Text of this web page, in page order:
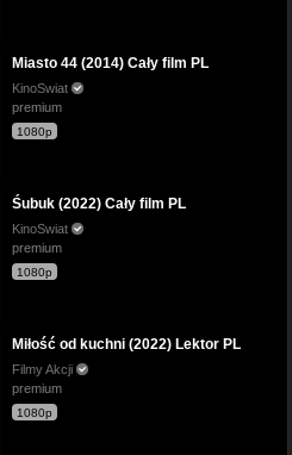
Miasto 44 (2014) Cały film PL
KinoSwiat
premium
1080p
Śubuk (2022) Cały film PL
KinoSwiat
premium
1080p
Miłość od kuchni (2022) Lektor PL
Filmy Akcji
premium
1080p